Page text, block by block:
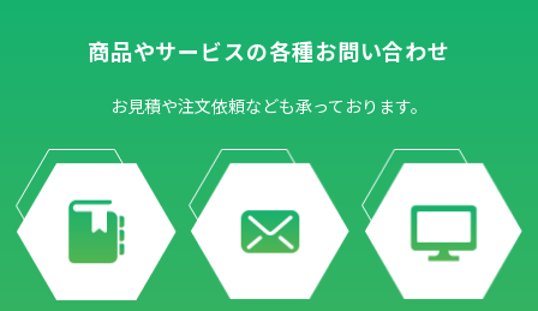
商品やサービスの各種お問い合わせ
お見積や注文依頼なども承っております。